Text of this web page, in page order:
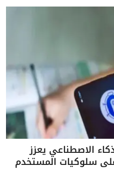
الاصطناعي يعزز
سلوكيات المستخدم